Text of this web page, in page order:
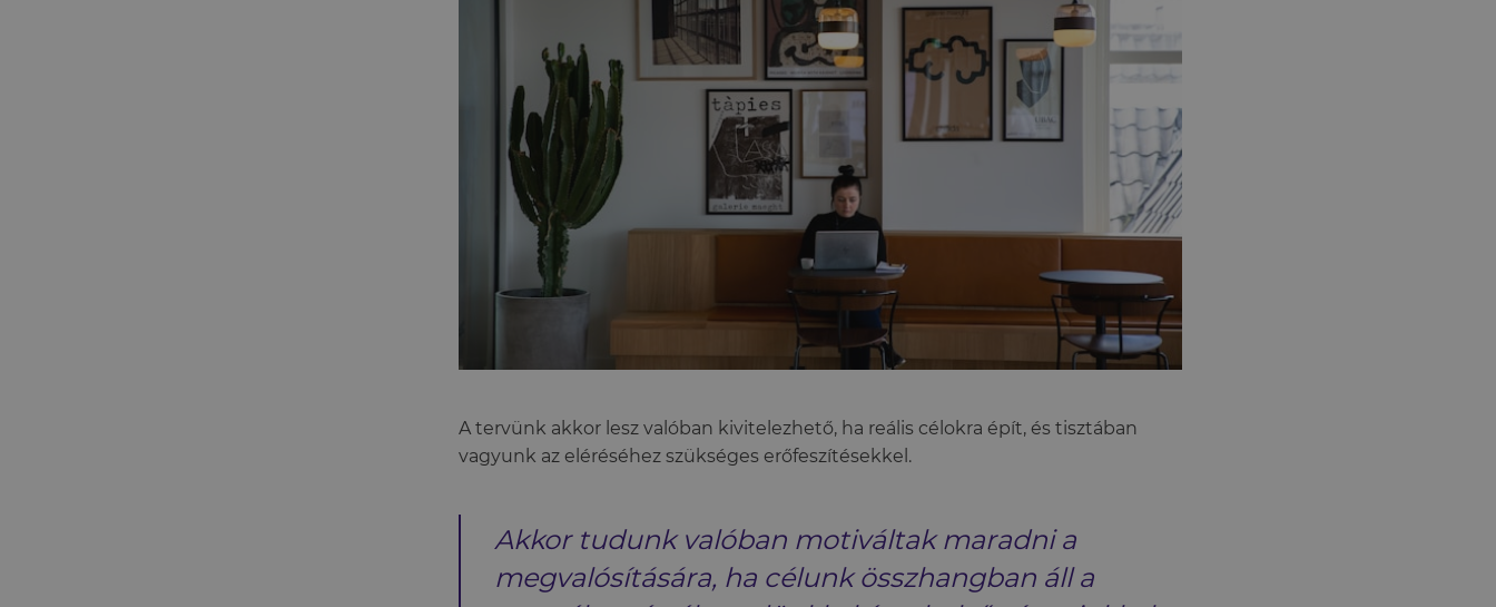
A tervünk akkor lesz valóban kivitelezhető, ha reális célokra épít, és tisztában
vagyunk az eléréséhez szükséges erőfeszítésekkel.
Akkor tudunk valóban motiváltak maradni a
megvalósítására, ha célunk összhangban áll a